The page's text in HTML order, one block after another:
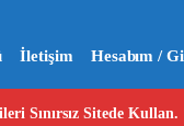
İletişim Hesabım /
Sınırsız Sitede